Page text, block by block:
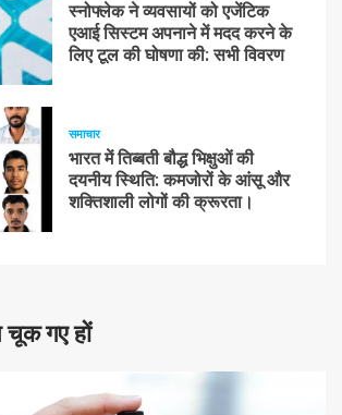
स्नोफ्लेक ने व्यवसायों को एजेंटिक
एआई सिस्टम अपनाने में मदद करने के
लिए टूल की घोषणा की: सभी विवरण
समाचार
भारत में तिब्बती बौद्ध भिक्षुओं की
दयनीय स्थिति: कमजोरों के आंसू और
शक्तिशाली लोगों की क्रूरता।
गए हों